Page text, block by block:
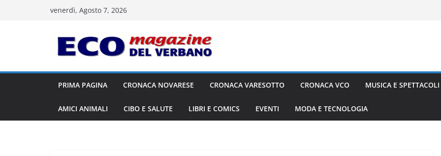
venerdì, Agosto 7, 2026
PRIMA PAGINA CRONACA NOVARESE CRONACA VARESOTTO CRONACA VCO MUSICA E SPETTACOLI
AMICI ANIMALI CIBO E SALUTE LIBRI E COMICS EVENTI MODA E TECNOLOGIA